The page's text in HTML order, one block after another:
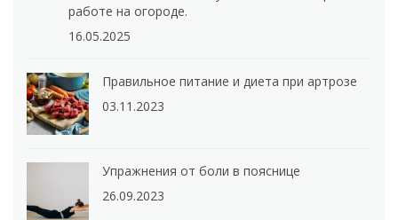
работе на огороде.
16.05.2025
Правильное питание и диета при артрозе
03.11.2023
Упражнения от боли в пояснице
26.09.2023